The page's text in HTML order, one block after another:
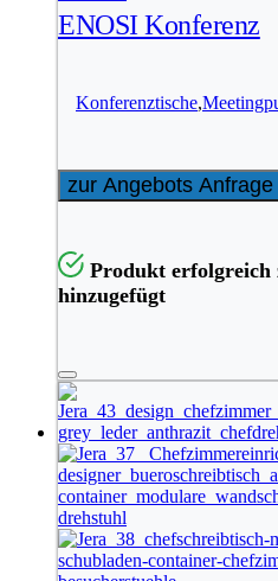
ENOSI Konferenz
Konferenztische,
zur Angebots
Produkt erfolgreich
hinzugefügt